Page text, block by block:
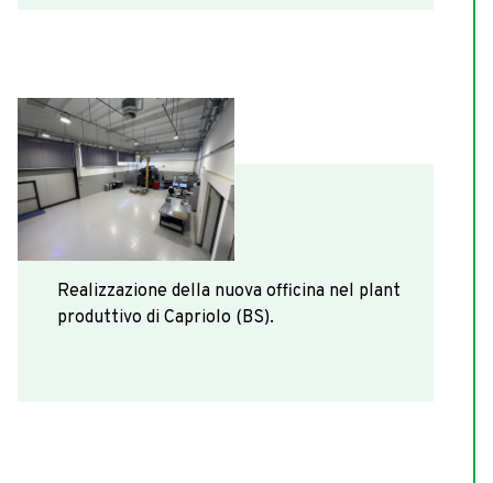
2020
Realizzazione della nuova officina nel plant
produttivo di Capriolo (BS).